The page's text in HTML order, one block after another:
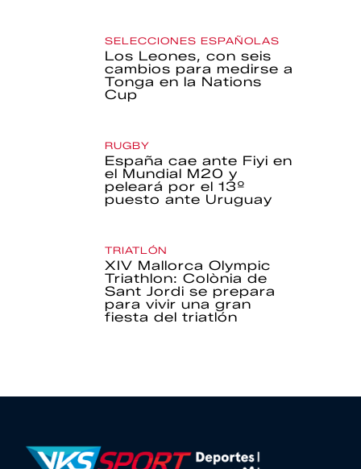
SELECCIONES ESPAÑOLAS
Los Leones, con seis
cambios para medirse a
Tonga en la Nations
Cup
RUGBY
España cae ante Fiyi en
el Mundial M20 y
peleará por el 13º
puesto ante Uruguay
TRIATLÓN
XIV Mallorca Olympic
Triathlon: Colònia de
Sant Jordi se prepara
para vivir una gran
fiesta del triatlón